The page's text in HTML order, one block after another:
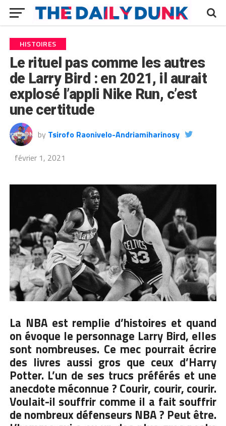
HISTOIRES
Le rituel pas comme les autres
de Larry Bird : en 2021, il aurait
explosé l’appli Nike Run, c’est
une certitude
by Tsirofo Raonivelo-Andriamiharinosy
février 1, 2021
La NBA est remplie d’histoires et quand
on évoque le personnage Larry Bird, elles
sont nombreuses. Ce mec pourrait écrire
des livres aussi gros que ceux d’Harry
Potter. L’un de ses trucs préférés et une
anecdote méconnue ? Courir, courir, courir.
Voulait-il souffrir comme il a fait souffrir
de nombreux défenseurs NBA ? Peut être.